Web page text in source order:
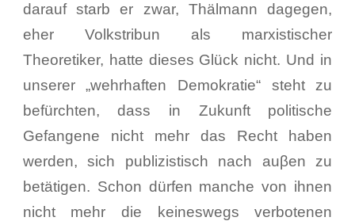
darauf starb er zwar, Thälmann dagegen,
eher Volkstribun als marxistischer
Theoretiker, hatte dieses Glück nicht. Und in
unserer „wehrhaften Demokratie“ steht zu
befürchten, dass in Zukunft politische
Gefangene nicht mehr das Recht haben
werden, sich publizistisch nach auβen zu
betätigen. Schon dürfen manche von ihnen
nicht mehr die keineswegs verbotenen